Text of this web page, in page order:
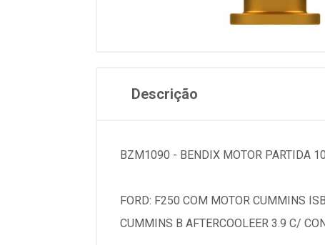
Descrição
BZM1090 - BENDIX MOTOR PARTIDA
FORD: F250 COM MOTOR CUMMINS
CUMMINS B AFTERCOOLEER 3.9 C/